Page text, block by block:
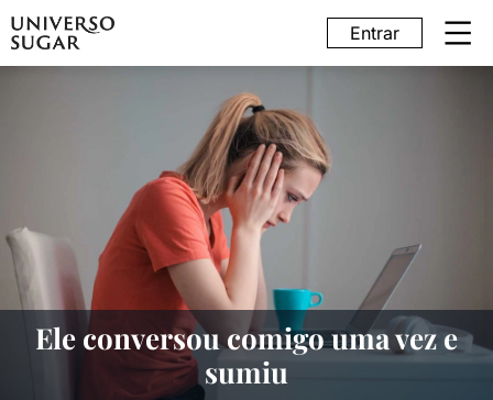
Entrar
Ele conversou comigo uma vez e
sumiu